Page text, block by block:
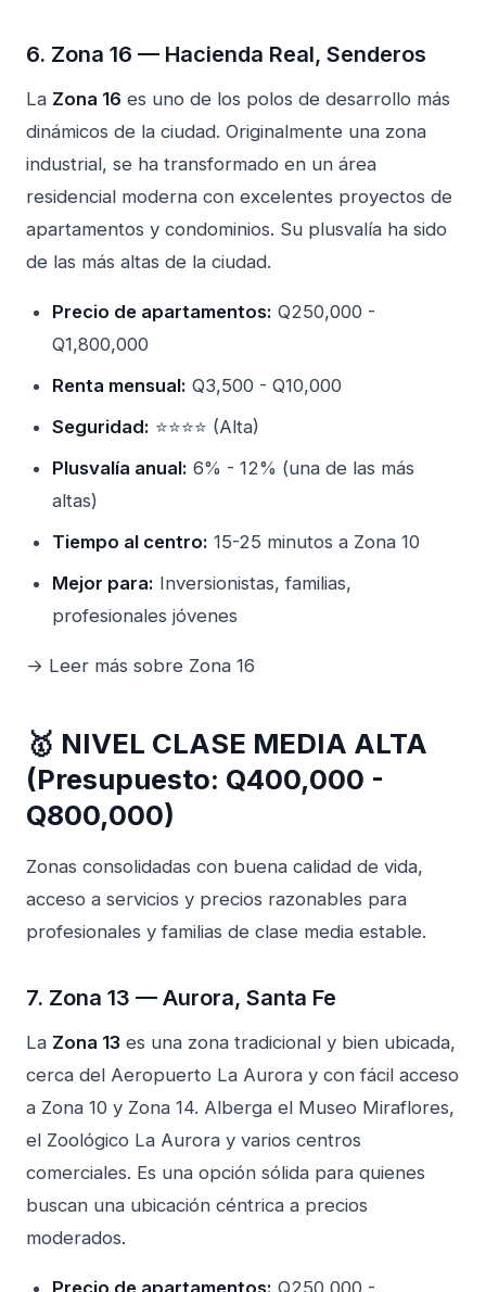
6. Zona 16 — Hacienda Real, Senderos
La Zona 16 es uno de los polos de desarrollo más
dinámicos de la ciudad. Originalmente una zona
industrial, se ha transformado en un área
residencial moderna con excelentes proyectos de
apartamentos y condominios. Su plusvalía ha sido
de las más altas de la ciudad.
Precio de apartamentos: Q250,000 -
Q1,800,000
Renta mensual: Q3,500 - Q10,000
Seguridad: ⭐⭐⭐⭐ (Alta)
Plusvalía anual: 6% - 12% (una de las más
altas)
Tiempo al centro: 15-25 minutos a Zona 10
Mejor para: Inversionistas, familias,
profesionales jóvenes
→ Leer más sobre Zona 16
🥇 NIVEL CLASE MEDIA ALTA
(Presupuesto: Q400,000 -
Q800,000)
Zonas consolidadas con buena calidad de vida,
acceso a servicios y precios razonables para
profesionales y familias de clase media estable.
7. Zona 13 — Aurora, Santa Fe
La Zona 13 es una zona tradicional y bien ubicada,
cerca del Aeropuerto La Aurora y con fácil acceso
a Zona 10 y Zona 14. Alberga el Museo Miraflores,
el Zoológico La Aurora y varios centros
comerciales. Es una opción sólida para quienes
buscan una ubicación céntrica a precios
moderados.
Precio de apartamentos: Q250,000 -